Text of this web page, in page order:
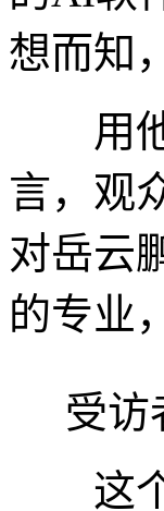
想而知
用他
言，观
对岳云
的专业
受访
这个